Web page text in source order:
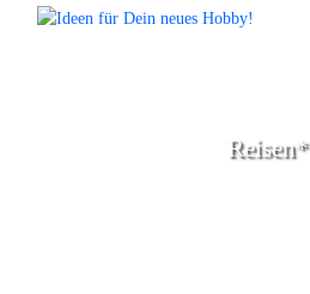
Reisen*